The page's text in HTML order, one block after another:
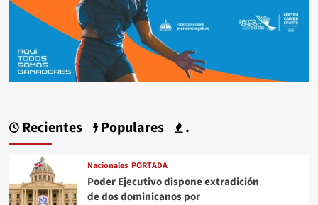
Recientes Populares .
Nacionales PORTADA
Poder Ejecutivo dispone extradición
de dos dominicanos por